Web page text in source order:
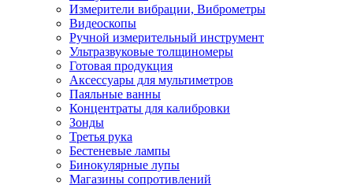
Измерители вибрации, Виброметры
Видеоскопы
Ручной измерительный инструмент
Ультразвуковые толщиномеры
Готовая продукция
Аксессуары для мультиметров
Паяльные ванны
Концентраты для калибровки
Зонды
Третья рука
Бестеневые лампы
Бинокулярные лупы
Магазины сопротивлений